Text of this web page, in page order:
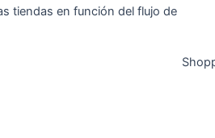
tiendas en función del flujo de